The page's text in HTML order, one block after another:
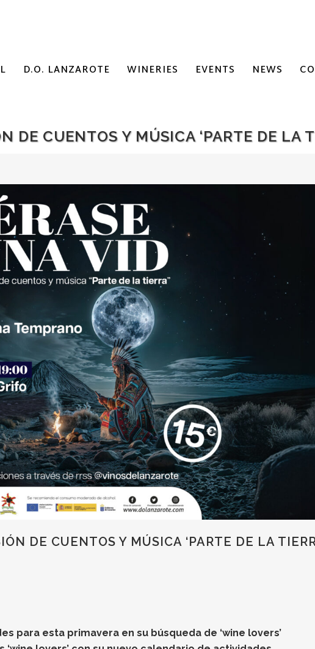
D.O. LANZAROTE WINERIES EVENTS NEWS
DE CUENTOS Y MÚSICA ‘PARTE DE LA
DE CUENTOS Y MÚSICA ‘PARTE DE LA
para esta primavera en su búsqueda de ‘wine lovers’